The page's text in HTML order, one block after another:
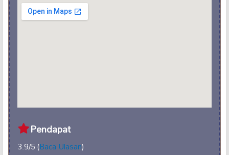
Pendapat
3.9/5 (Baca Ulasan)